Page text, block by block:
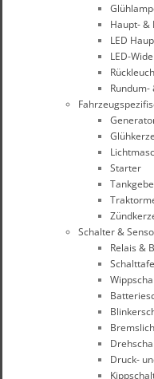
Haupt- &
LED
LED-
Starter
Schalter &
Relais &
Druck-